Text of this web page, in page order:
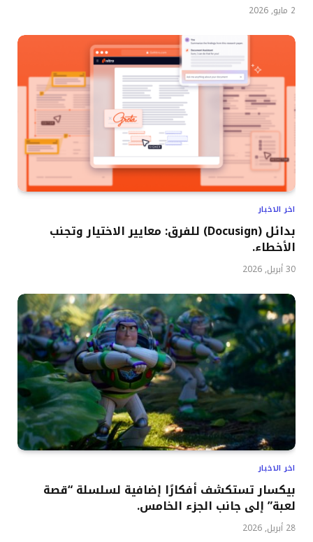
2 مايو, 2026
اخر الاخبار
بدائل (Docusign) للفرق: معايير الاختيار وتجنب
الأخطاء.
30 أبريل, 2026
اخر الاخبار
بيكسار تستكشف أفكارًا إضافية لسلسلة “قصة
لعبة” إلى جانب الجزء الخامس.
28 أبريل, 2026